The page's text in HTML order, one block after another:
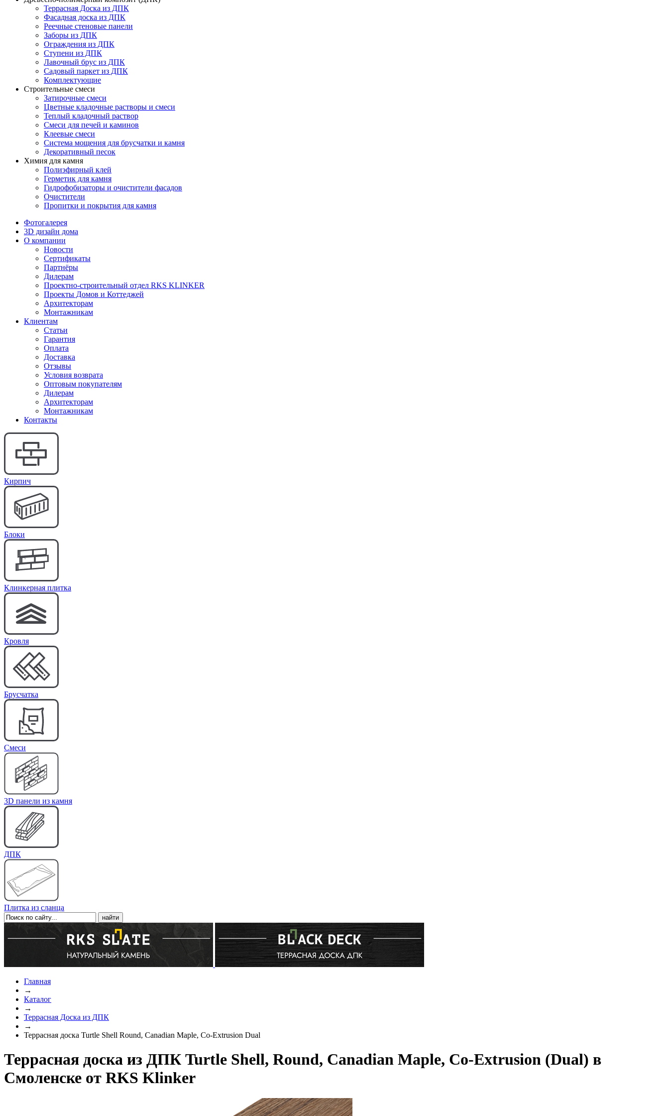
Террасная Доска из ДПК
Фасадная доска из ДПК
Реечные стеновые панели
Заборы из ДПК
Ограждения из ДПК
Ступени из ДПК
Лавочный брус из ДПК
Садовый паркет из ДПК
Комплектующие
Строительные смеси
Затирочные смеси
Цветные кладочные растворы и смеси
Теплый кладочный раствор
Смеси для печей и каминов
Клеевые смеси
Система мощения для брусчатки и камня
Декоративный песок
Химия для камня
Полиэфирный клей
Герметик для камня
Гидрофобизаторы и очистители фасадов
Очистители
Пропитки и покрытия для камня
Фотогалерея
3D дизайн дома
О компании
Новости
Сертификаты
Партнёры
Дилерам
Проектно-строительный отдел RKS KLINKER
Проекты Домов и Коттеджей
Архитекторам
Монтажникам
Клиентам
Статьи
Гарантия
Оплата
Доставка
Отзывы
Условия возврата
Оптовым покупателям
Дилерам
Архитекторам
Монтажникам
Контакты
Кирпич
Блоки
Клинкерная плитка
Кровля
Брусчатка
Cмеси
3D панели из камня
ДПК
Плитка из сланца
Главная
→
Каталог
→
Террасная Доска из ДПК
→
Террасная доска Turtle Shell Round, Canadian Maple, Co-Extrusion Dual
Террасная доска из ДПК Turtle Shell, Round, Canadian Maple, Co-Extrusion (Dual) в
Смоленске от RKS Klinker